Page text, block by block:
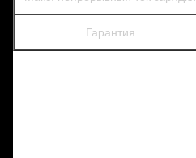
Гарантия